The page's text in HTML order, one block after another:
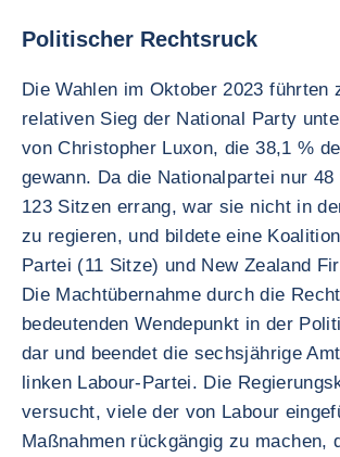
Politischer Rechtsruck
Die Wahlen im Oktober 2023 führten
relativen Sieg der National Party
von Christopher Luxon, die 38,1 %
gewann. Da die Nationalpartei nur
123 Sitzen errang, war sie nicht in
zu regieren, und bildete eine
Partei (11 Sitze) und New Zealand
Die Machtübernahme durch die
bedeutenden Wendepunkt in der
dar und beendet die sechsjährige
linken Labour-Partei. Die
versucht, viele der von Labour
Maßnahmen rückgängig zu machen,